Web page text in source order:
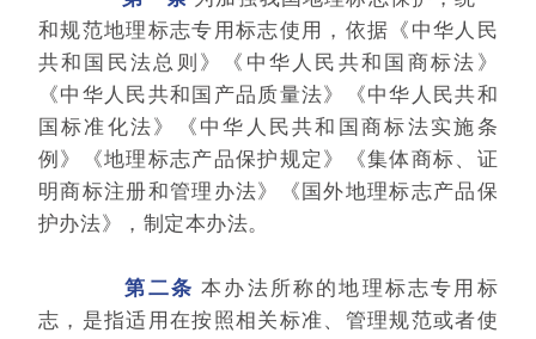
和规范地理标志专用标志使用，依据《中华人民
共和国民法总则》《中华人民共和国商标法》
《中华人民共和国产品质量法》《中华人民共和
国标准化法》《中华人民共和国商标法实施条
例》《地理标志产品保护规定》《集体商标、证
明商标注册和管理办法》《国外地理标志产品保
护办法》，制定本办法。
第二条 本办法所称的地理标志专用标
志，是指适用在按照相关标准、管理规范或者使